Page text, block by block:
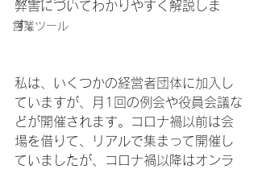
営業ツール
弊害についてわかりやすく解説しま
す。
私は、いくつかの経営者団体に加入し
ていますが、月1回の例会や役員会議な
どが開催されます。コロナ禍以前は会
場を借りて、リアルで集まって開催し
ていましたが、コロナ禍以降はオンラ